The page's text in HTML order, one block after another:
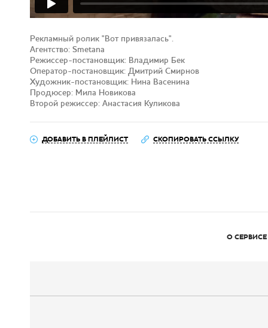
Рекламный ролик "Вот привязалась".
Агентство: Smetana
Режиссер-постановщик: Владимир Бек
Оператор-постановщик: Дмитрий Смирнов
Художник-постановщик: Нина Васенина
Продюсер: Мила Новикова
Второй режиссер: Анастасия Куликова
ДОБАВИТЬ В ПЛЕЙЛИСТ СКОПИРОВАТЬ ССЫЛКУ
О СЕРВИСЕ